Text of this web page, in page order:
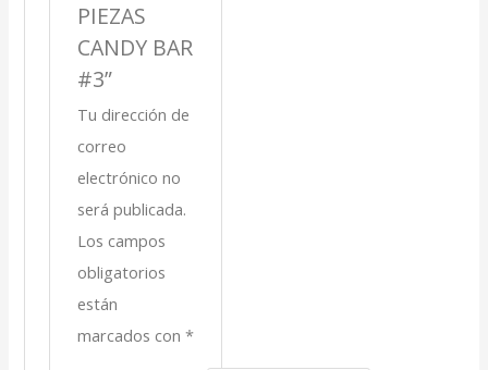
PIEZAS
CANDY BAR
#3”
Tu dirección de
correo
electrónico no
será publicada.
Los campos
obligatorios
están
marcados con *